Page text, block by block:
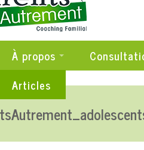
À propos
Articles